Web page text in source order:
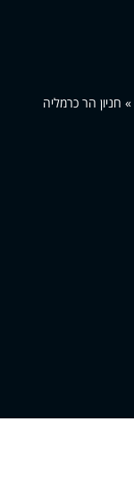
» חניון הר כרמליה